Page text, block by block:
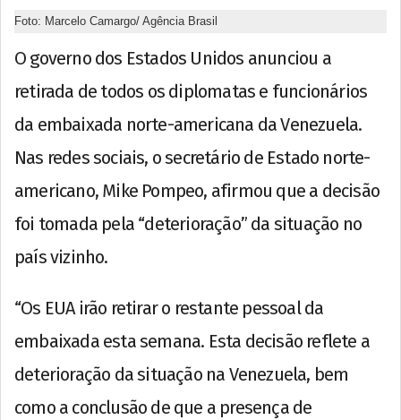
Foto: Marcelo Camargo/ Agência Brasil
O governo dos Estados Unidos anunciou a
retirada de todos os diplomatas e funcionários
da embaixada norte-americana da Venezuela.
Nas redes sociais, o secretário de Estado norte-
americano, Mike Pompeo, afirmou que a decisão
foi tomada pela “deterioração” da situação no
país vizinho.
“Os EUA irão retirar o restante pessoal da
embaixada esta semana. Esta decisão reflete a
deterioração da situação na Venezuela, bem
como a conclusão de que a presença de